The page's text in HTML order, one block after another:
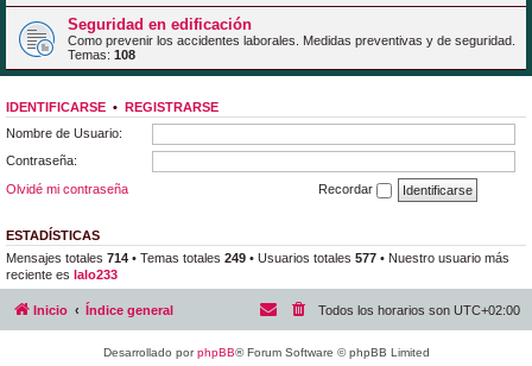
Seguridad en edificación
Como prevenir los accidentes laborales. Medidas preventivas y de seguridad.
Temas: 108
IDENTIFICARSE • REGISTRARSE
Nombre de Usuario:
Contraseña:
Olvidé mi contraseña
Recordar
ESTADÍSTICAS
Mensajes totales 714 • Temas totales 249 • Usuarios totales 577 • Nuestro usuario más
reciente es lalo233
Inicio Índice general Todos los horarios son UTC+02:00
Desarrollado porphpBB® Forum Software © phpBB Limited